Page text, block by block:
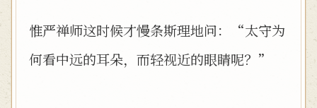
惟严禅师这时候才慢条斯理地问：“太守为
何看中远的耳朵，而轻视近的眼睛呢？”